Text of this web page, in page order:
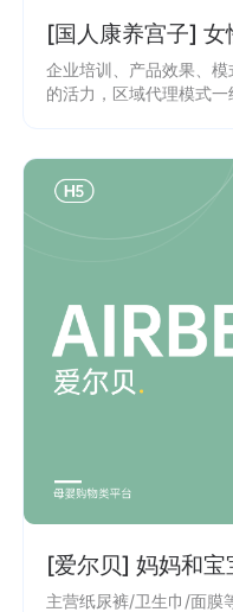
[国人康养宫子]
企业培训、产品效果、
的活力，区域代理模式一
[爱尔贝] 妈妈和
主营纸尿裤/卫生巾/面膜